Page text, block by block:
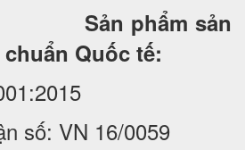
sản
Quốc tế:
số: VN 16/0059